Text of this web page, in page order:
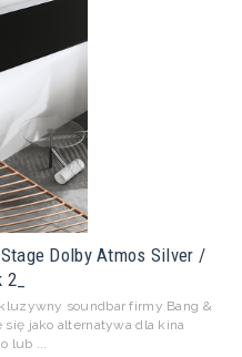
Stage Dolby Atmos Silver /
soundbar firmy Bang &
się jako alternatywa dla kina
lub ...